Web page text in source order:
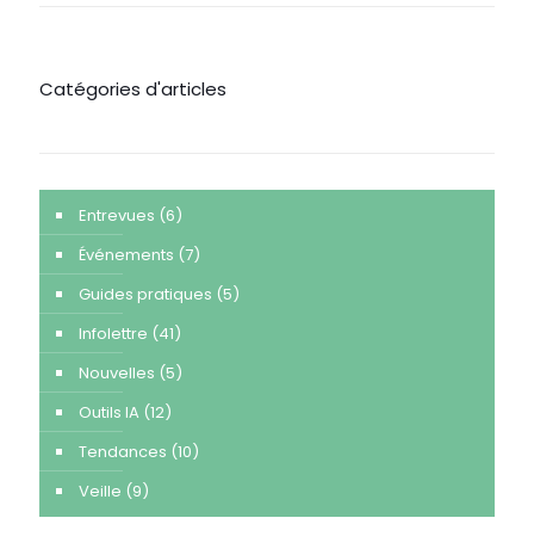
Catégories d'articles
Entrevues (6)
Événements (7)
Guides pratiques (5)
Infolettre (41)
Nouvelles (5)
Outils IA (12)
Tendances (10)
Veille (9)